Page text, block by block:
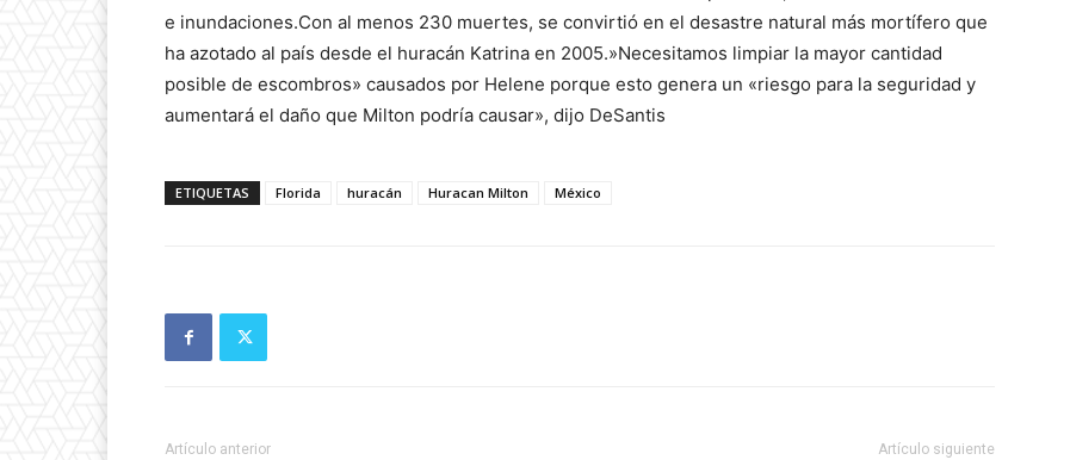
e inundaciones.Con al menos 230 muertes, se convirtió en el desastre natural más mortífero que
ha azotado al país desde el huracán Katrina en 2005.»Necesitamos limpiar la mayor cantidad
posible de escombros» causados por Helene porque esto genera un «riesgo para la seguridad y
aumentará el daño que Milton podría causar», dijo DeSantis
ETIQUETAS Florida huracán Huracan Milton México
Artículo anterior Artículo siguiente